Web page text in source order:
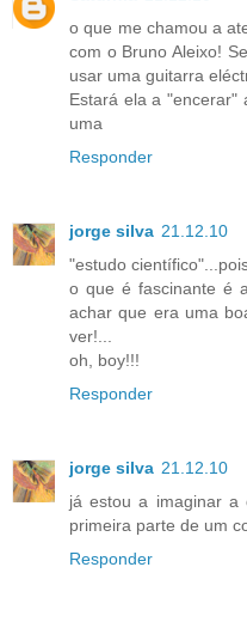
o que me chamou a
com o Bruno Aleixo!
usar uma guitarra
Estará ela a "encerar"
uma
Responder
jorge silva 21.12.10
"estudo
o que é fascinante é
achar que era uma
ver!...
oh, boy!!!
Responder
jorge silva 21.12.10
já estou a imaginar a
primeira parte de um
Responder